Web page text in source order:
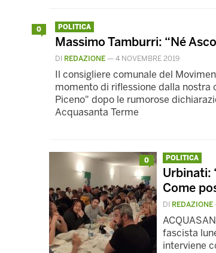
0 POLITICA
Massimo Tamburri: “Né
DI REDAZIONE — 4 NOVEMBRE 2019
Il consigliere comunale del
momento di riflessione dalla nostra
Piceno" dopo le rumorose
Acquasanta Terme
0 POLITICA
Urbinati:
Come
DI REDAZIONE
fascista
interviene